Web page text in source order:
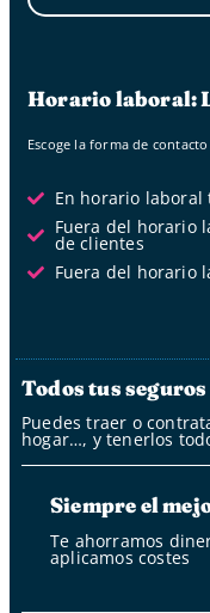
Horario laboral: L
Escoge la forma de
En horario laboral
Fuera del horario
de clientes
Fuera del horario
Todos tus seguros
Puedes traer o
hogar…, y tenerlos
Siempre el
Te ahorramos
aplicamos costes